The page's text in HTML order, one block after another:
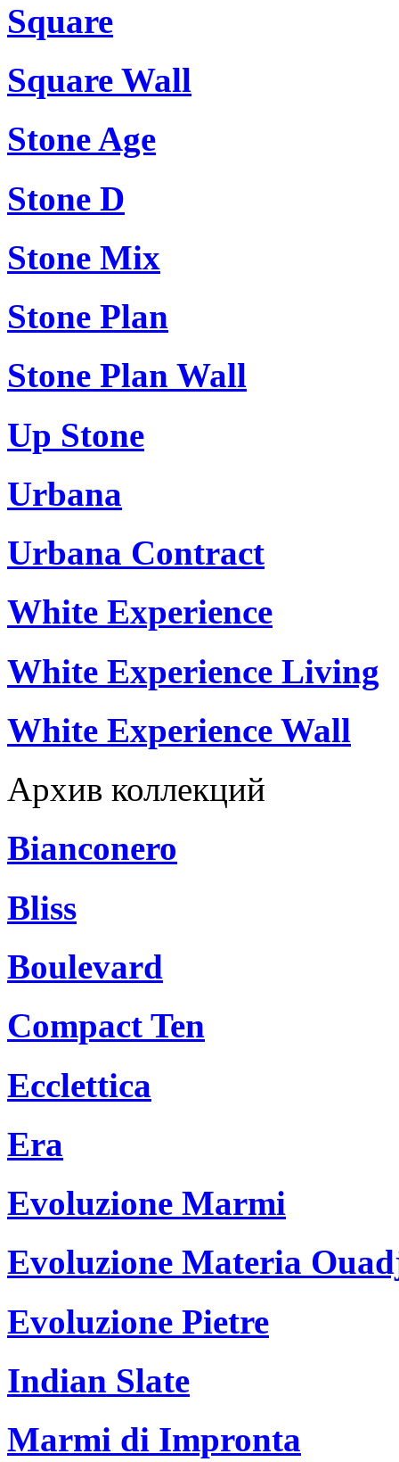
Square
Square Wall
Stone Age
Stone D
Stone Mix
Stone Plan
Stone Plan Wall
Up Stone
Urbana
Urbana Contract
White Experience
White Experience Living
White Experience Wall
Архив коллекций
Bianconero
Bliss
Boulevard
Compact Ten
Ecclettica
Era
Evoluzione Marmi
Evoluzione Materia
Evoluzione Pietre
Indian Slate
Marmi di Impronta